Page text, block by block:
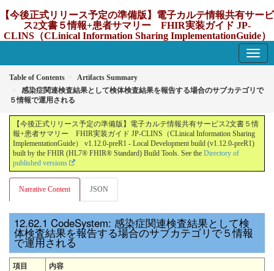
【今後正式リリース予定の準備版】電子カルテ情報共有サービ
ス2文書５情報+患者サマリー FHIR実装ガイド JP-
CLINS（CLinical Information Sharing ImplementationGuide）
Table of Contents
Artifacts Summary
感染症関連検査結果として検体検査結果を報告する場合のサブカテゴリで
５情報で運用される
【今後正式リリース予定の準備版】電子カルテ情報共有サービス2文書５情
報+患者サマリー FHIR実装ガイド JP-CLINS（CLinical Information Sharing
ImplementationGuide） v1.12.0-preR1 - Local Development build (v1.12.0-preR1)
built by the FHIR (HL7® FHIR® Standard) Build Tools. See the Directory of
published versions
Narrative Content JSON
CodeSystem: 感染症関連検査結果として検
体検査結果を報告する場合のサブカテゴリで５情報
で運用される
項目
内容